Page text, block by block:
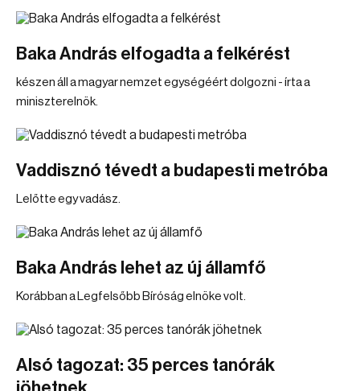
Baka András elfogadta a felkérést
készen áll a magyar nemzet egységéért dolgozni - írta a
miniszterelnök.
Vaddisznó tévedt a budapesti metróba
Lelőtte egy vadász.
Baka András lehet az új államfő
Korábban a Legfelsőbb Bíróság elnöke volt.
Alsó tagozat: 35 perces tanórák